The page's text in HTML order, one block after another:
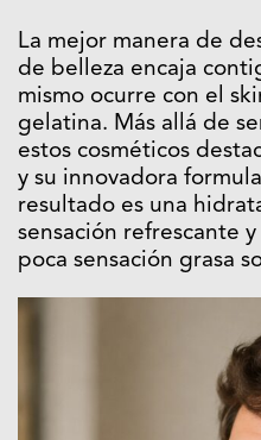
La mejor manera de
de belleza encaja
mismo ocurre con el
gelatina. Más allá de
estos cosméticos
y su innovadora
resultado es una
sensación refrescante
poca sensación grasa